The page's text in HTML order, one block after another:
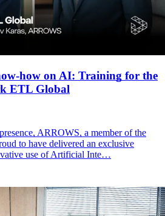
how on AI: Training for the
ETL Global
ARROWS, a member of the
to have delivered an exclusive
use of Artificial Inte…